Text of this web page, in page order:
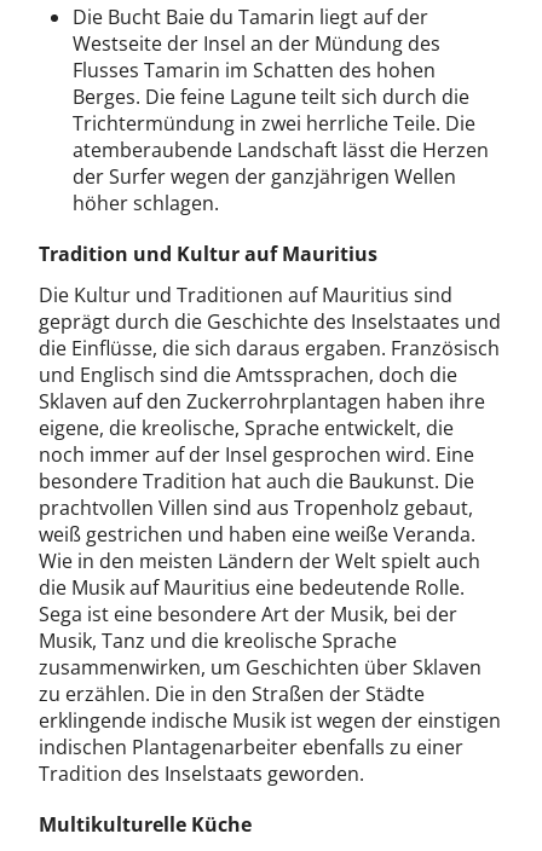
Die Bucht Baie du Tamarin liegt auf der
Westseite der Insel an der Mündung des
Flusses Tamarin im Schatten des hohen
Berges. Die feine Lagune teilt sich durch die
Trichtermündung in zwei herrliche Teile. Die
atemberaubende Landschaft lässt die Herzen
der Surfer wegen der ganzjährigen Wellen
höher schlagen.
Tradition und Kultur auf Mauritius
Die Kultur und Traditionen auf Mauritius sind
geprägt durch die Geschichte des Inselstaates und
die Einflüsse, die sich daraus ergaben. Französisch
und Englisch sind die Amtssprachen, doch die
Sklaven auf den Zuckerrohrplantagen haben ihre
eigene, die kreolische, Sprache entwickelt, die
noch immer auf der Insel gesprochen wird. Eine
besondere Tradition hat auch die Baukunst. Die
prachtvollen Villen sind aus Tropenholz gebaut,
weiß gestrichen und haben eine weiße Veranda.
Wie in den meisten Ländern der Welt spielt auch
die Musik auf Mauritius eine bedeutende Rolle.
Sega ist eine besondere Art der Musik, bei der
Musik, Tanz und die kreolische Sprache
zusammenwirken, um Geschichten über Sklaven
zu erzählen. Die in den Straßen der Städte
erklingende indische Musik ist wegen der einstigen
indischen Plantagenarbeiter ebenfalls zu einer
Tradition des Inselstaats geworden.
Multikulturelle Küche